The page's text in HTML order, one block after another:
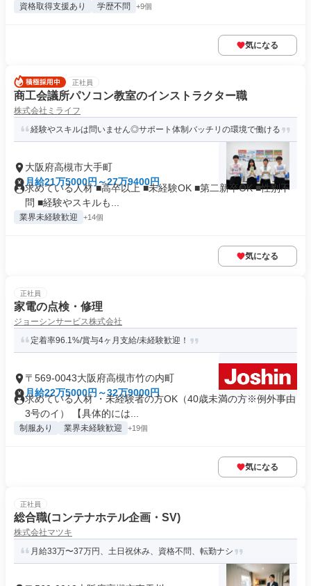
資格取得支援あり 学歴不問 +9個
気になる
正社員
商工会議所パソコン教室のインストラクター職
株式会社ミライフ
経験やスキルは問いません◎サポート体制バッチリの環境で働ける
大阪府高槻市大手町
月給21万5000円～27万9400円
求めている人材 ■高卒以上 ■未経験OK ■第二新卒OK ■性別不
問 ■経験やスキルも...
業界未経験歓迎 +14個
気になる
正社員
家電の点検・修理
ジョーシンサービス株式会社
定着率96.1%/賞与4ヶ月支給/未経験歓迎！
〒569-0043大阪府高槻市竹の内町
月給22万5000円～32万9000円
求めている人材 ・未経験者の方OK（40歳未満の方※例外事由
3号のイ） 【具体的には...
制服あり 業界未経験歓迎 +19個
気になる
正社員
総合職(コンテナホテル企画・SV)
株式会社マツキ
⽉給33万〜37万円、土日祝休み、資格不問、転勤ナシ